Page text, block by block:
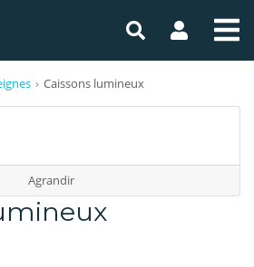
Caissons lumineux
Agrandir